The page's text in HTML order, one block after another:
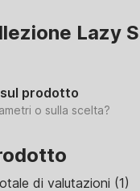
Lazy
prodotto
o sulla scelta?
di valutazioni (1)